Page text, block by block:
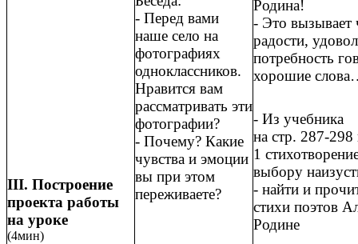
III. Построение
проекта работы
на уроке
(4мин)
- Перед вами
наше село на
фотографиях
одноклассников.
Нравится вам
рассматривать эти
фотографии?
- Почему? Какие
чувства и эмоции
вы при этом
переживаете?
Родина!
- Это вызывает
радости,
потребность
хорошие
- Из учебника
на стр. 287-
1
выбору
- найти и
стихи поэтов
Родине